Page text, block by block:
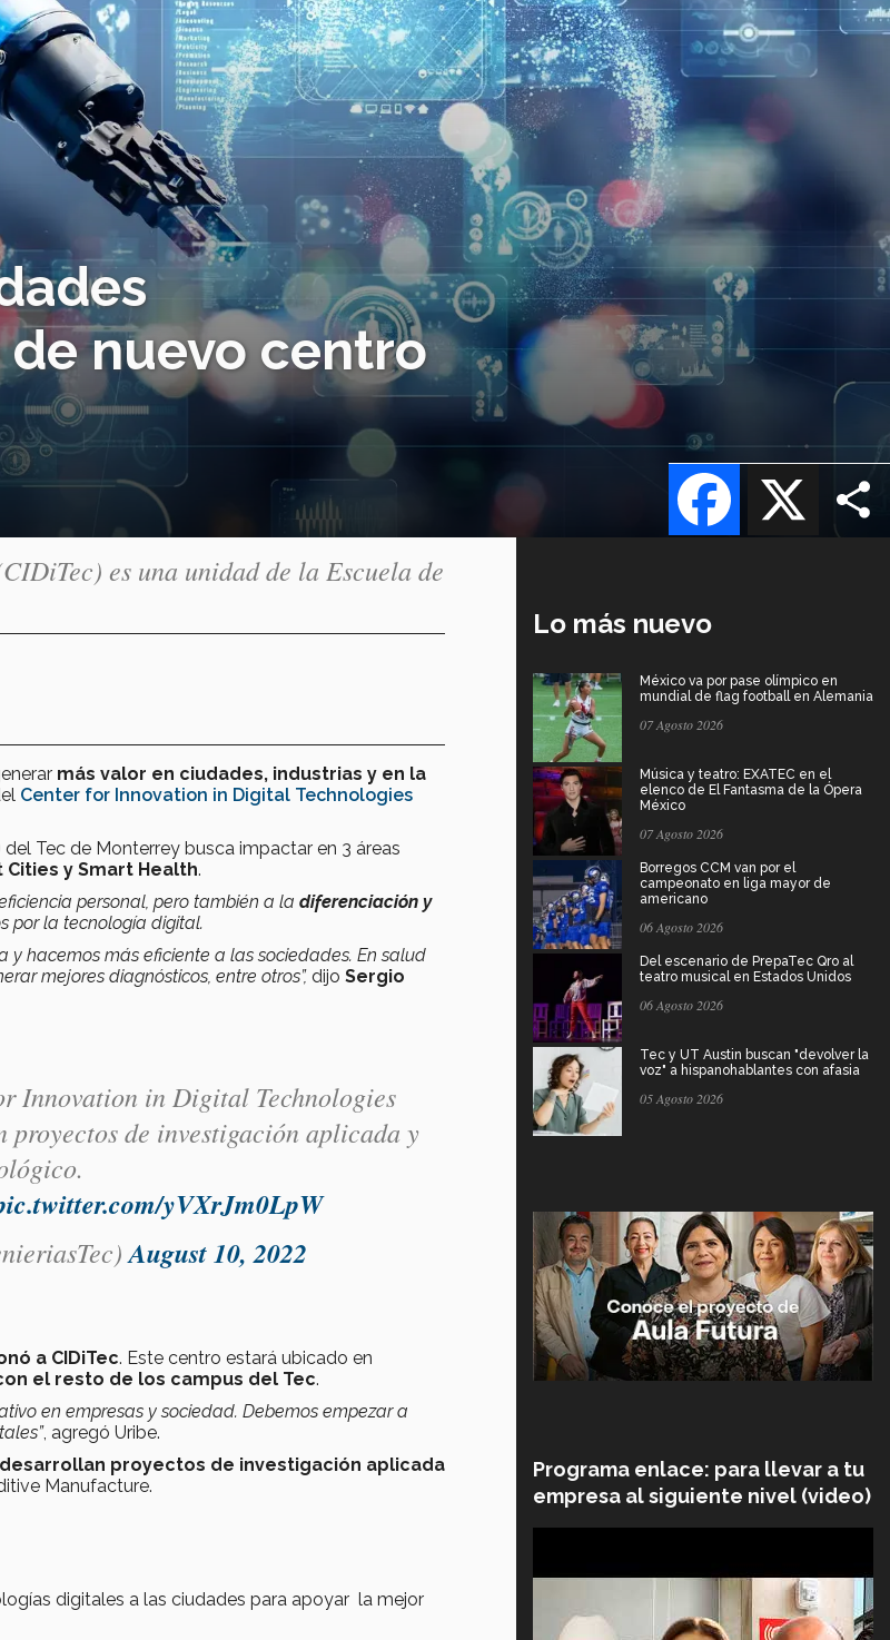
nuevo centro
X
Facebook
es una unidad de la Escuela de
más valor en ciudades, industrias y en la
Center for Innovation in Digital Technologies
del Tec de Monterrey busca impactar en 3 áreas
y Smart Health.
personal, pero también a la diferenciación y
por la tecnología digital.
y hacemos más eficiente a las sociedades. En salud
mejores diagnósticos, entre otros”, dijo Sergio
Innovation in Digital Technologies
proyectos de investigación aplicada y
yVXrJm0LpW
August 10, 2022
a CIDiTec. Este centro estará ubicado en
el resto de los campus del Tec.
en empresas y sociedad. Debemos empezar a
, agregó Uribe.
proyectos de investigación aplicada
Manufacture.
digitales a las ciudades para apoyar la mejor
Lo más nuevo
México va por pase olímpico en
mundial de flag football en Alemania
07 Agosto 2026
Música y teatro: EXATEC en el
elenco de El Fantasma de la Ópera
México
07 Agosto 2026
Borregos CCM van por el
campeonato en liga mayor de
americano
06 Agosto 2026
Del escenario de PrepaTec Qro al
teatro musical en Estados Unidos
06 Agosto 2026
Tec y UT Austin buscan "devolver la
voz" a hispanohablantes con afasia
05 Agosto 2026
Programa enlace: para llevar a tu
empresa al siguiente nivel (video)